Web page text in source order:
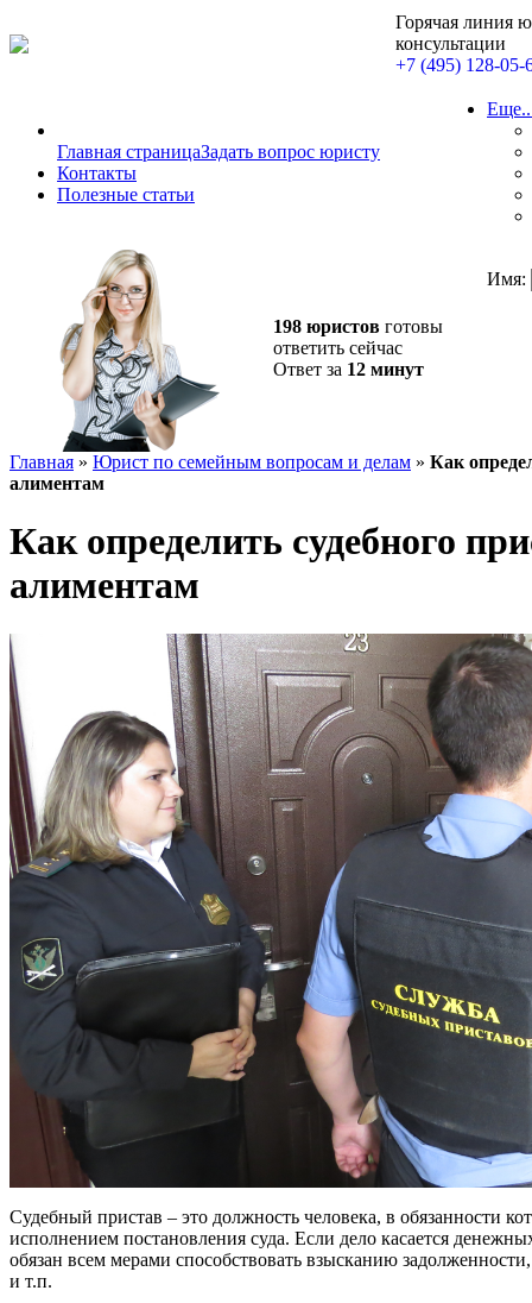
Горячая линия
консультации
+7 (495) 128-05-
Главная страницаЗадать вопрос юристу
Контакты
Полезные статьи
198 юристов готовы
ответить сейчас
Ответ за 12 минут
Имя:
Главная » Юрист по семейным вопросам и делам » Как
алиментам
Как определить судебного
алиментам
Судебный пристав – это должность человека, в обязанности
исполнением постановления суда. Если дело касается
обязан всем мерами способствовать взысканию
и т.п.